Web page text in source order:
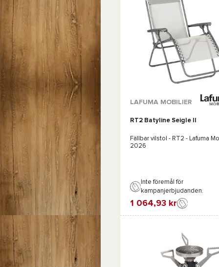
LAFUMA MOBILIER
RT2 Batyline Seigle II
Fällbar vilstol - RT2 - Lafuma
2026
Inte föremål för
kampanjerbjudanden.
1 064,93 kr